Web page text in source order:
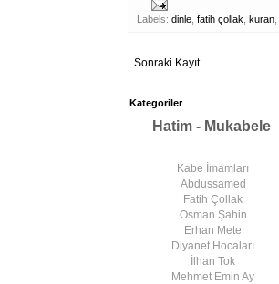
Labels: dinle fatih çollak kuran
Sonraki Kayıt
Kategoriler
Hatim - Mukabele
Kabe İmamları
Abdussamed
Fatih Çollak
Osman Şahin
Erhan Mete
Diyanet Hocaları
İlhan Tok
Mehmet Emin Ay